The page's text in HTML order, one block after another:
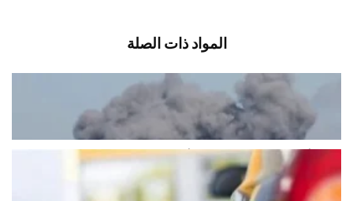
المواد ذات الصلة
مقاتلو “الحزب” والحرس الثوري
محاصرون في علي الطاهر
اخبار محلية
فادي أبو شقرا يكشف جديد أزمة البنزين
اخبار محلية أغسطس 10, 2026